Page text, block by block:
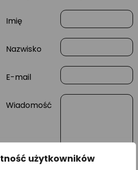
użytkowników
Imię
Nazwisko
E-mail
Wiadomość